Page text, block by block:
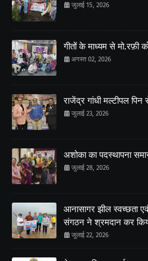
जुलाई 15, 2026
गीतों के माध्यम से मो.रफ़ी
अगस्त 02, 2026
राजेंद्र गांधी मल्टीपल पिन
जुलाई 23, 2026
अशोका का पदस्थापना
जुलाई 28, 2026
आनासागर झील स्वच्छता
संगठन ने श्रमदान कर
जुलाई 22, 2026